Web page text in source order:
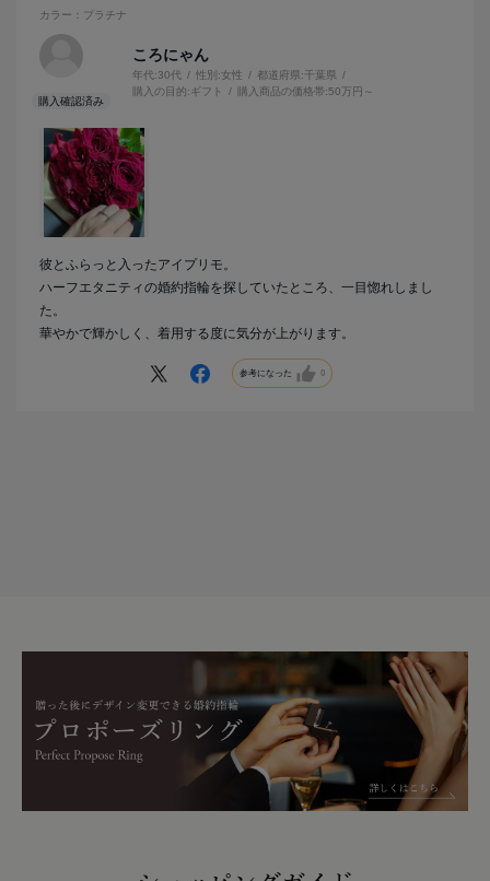
カラー：プラチナ
ころにゃん
年代:30代 性別:女性 都道府県:千葉県
購入の目的: ギフト 購入商品の価格帯:50万円～
彼とふらっと入ったアイプリモ。
ハーフエタニティの婚約指輪を探していたところ、一目惚れしまし
た。
華やかで輝かしく、着用する度に気分が上がります。
参考になった 0